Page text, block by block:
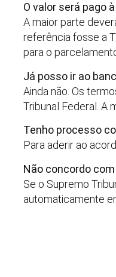
O valor será pago
A maior parte
referência fosse a
para o
Já posso ir ao
Ainda não. Os
Tribunal Federal. A
Tenho processo
Para aderir ao
Não concordo
Se o Supremo
automaticamente